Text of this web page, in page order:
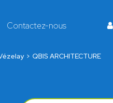
Contactez-nous
QBIS ARCHITECTURE